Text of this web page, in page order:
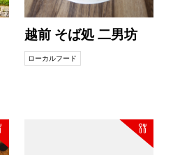
越前 そば処 二男坊
ローカルフード